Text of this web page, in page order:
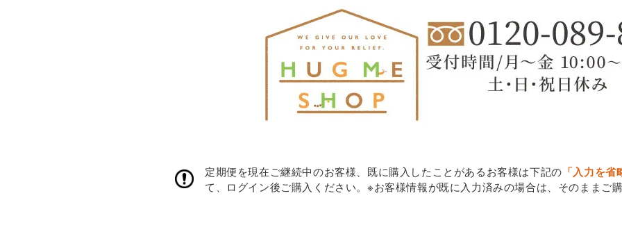
定期便を現在ご継続中のお客様、既に購入したことがあるお客様は下記の 「入力を
て、ログイン後ご購入ください。※お客様情報が既に入力済みの場合は、そのままご